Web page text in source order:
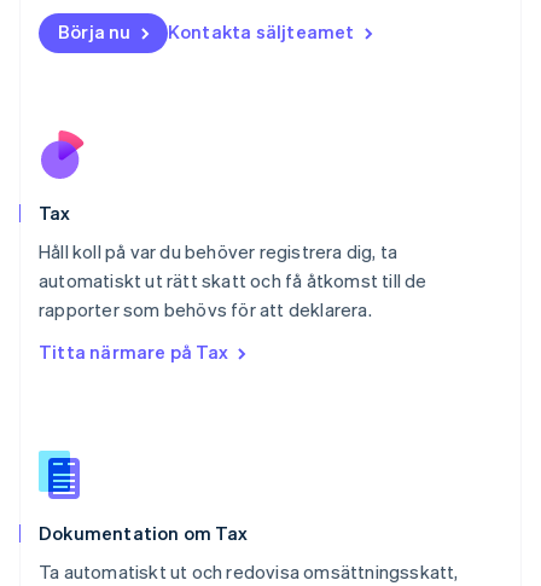
Börja nu Kontakta säljteamet
Tax
Håll koll på var du behöver registrera dig, ta
automatiskt ut rätt skatt och få åtkomst till de
rapporter som behövs för att deklarera.
Titta närmare på Tax
Dokumentation om Tax
Ta automatiskt ut och redovisa omsättningsskatt,
Norge
English
English
Portugal
Schweiz
DeutschFrançaisItalianoEnglish
Singapore
Slovakien
Spanien
Español
English
Sverige